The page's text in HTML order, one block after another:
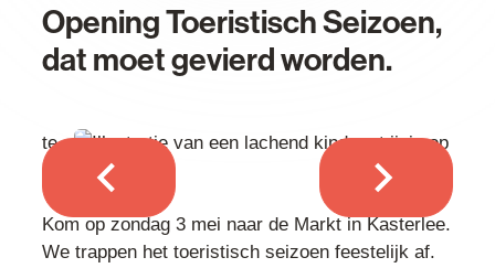
Opening Toeristisch Seizoen,
dat moet gevierd worden.
Vorige
Volgende
Kom op zondag 3 mei naar de Markt in Kasterlee.
We trappen het toeristisch seizoen feestelijk af.